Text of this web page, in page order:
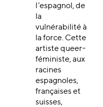
l’espagnol, de
la
vulnérabilité à
la force. Cette
artiste queer-
féministe, aux
racines
espagnoles,
françaises et
suisses,